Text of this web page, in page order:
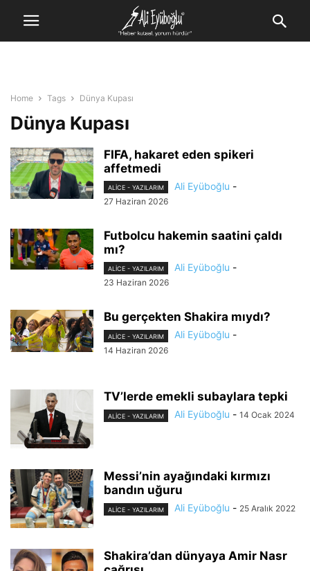
Home Tags Dünya Kupası
Dünya Kupası
FIFA, hakaret eden spikeri
affetmedi
ALİCE - YAZILARIM Ali Eyüboğlu -
27 Haziran 2026
Futbolcu hakemin saatini çaldı
mı?
ALİCE - YAZILARIM Ali Eyüboğlu -
23 Haziran 2026
Bu gerçekten Shakira mıydı?
ALİCE - YAZILARIM Ali Eyüboğlu -
14 Haziran 2026
TV’lerde emekli subaylara tepki
ALİCE - YAZILARIM Ali Eyüboğlu - 14 Ocak 2024
Messi’nin ayağındaki kırmızı
bandın uğuru
ALİCE - YAZILARIM Ali Eyüboğlu - 25 Aralık 2022
Shakira’dan dünyaya Amir Nasr